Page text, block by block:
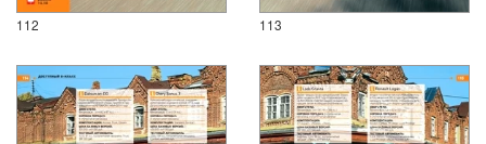
112 113